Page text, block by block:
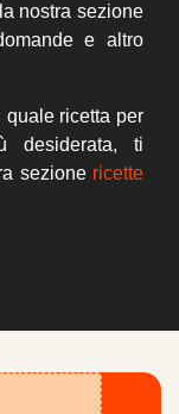
nostra sezione
e altro
ricetta per
desiderata, ti
sezione ricette